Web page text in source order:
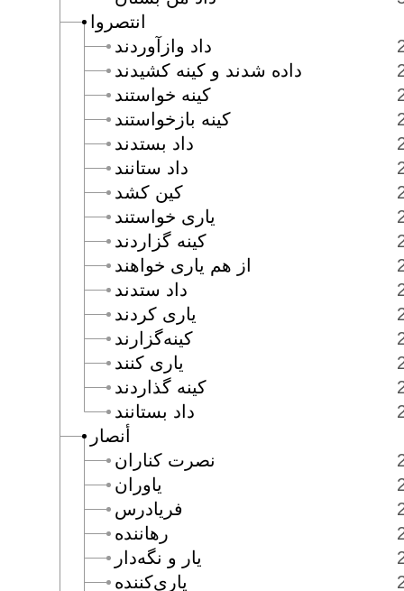
انتصروا
أنصار
داد وازآوردند
داده شدند و كينه كشيدند
كينه خواستند
كينه بازخواستند
داد بستدند
داد ستانند
كين كشد
يارى خواستند
كينه گزاردند
از هم يارى خواهند
داد ستدند
يارى كردند
كينه‌گزارند
يارى كنند
كينه گذاردند
داد بستانند
نصرت كناران
ياوران
فريادرس
رهاننده
يار و نگه‌دار
يارى‌كننده